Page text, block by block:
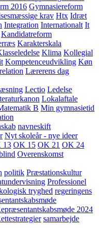
2016 Gymnasiereform
krav Htx Idræt
Integration Internationalt It
Kandidatreform
Karakterskala
Klima Kollegial
Kompetenceudvikling Køn
Lærerens dag
Lectio Ledelse
Lokalaftale
B Min gymnasietid
navneskift
Nyt skoleår - nye ideer
13 OK 15 OK 21 OK 24
Overenskomst
politik Præstationskultur
Professionel
tryghed regeringens
2024
samarbejde